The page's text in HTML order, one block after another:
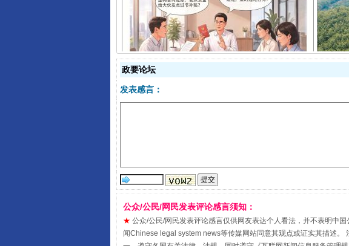
揭开“小金库”的免责幌子
受贿1.44亿！段成刚被判无期
政要论坛
发表感言：
公众/公民/网民发表评论感言须知：
★ 公众/公民/网民发表评论感言仅供网友表达个人看法，并不表明中
闻Chinese legal system news等传媒网站同意其观点或证实其描述。